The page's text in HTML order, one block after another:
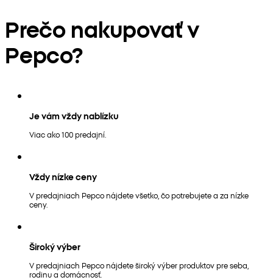
Prečo nakupovať v
Pepco?
Je vám vždy nablízku
Viac ako 100 predajní.
Vždy nízke ceny
V predajniach Pepco nájdete všetko, čo potrebujete a za nízke
ceny.
Široký výber
V predajniach Pepco nájdete široký výber produktov pre seba,
rodinu a domácnosť.